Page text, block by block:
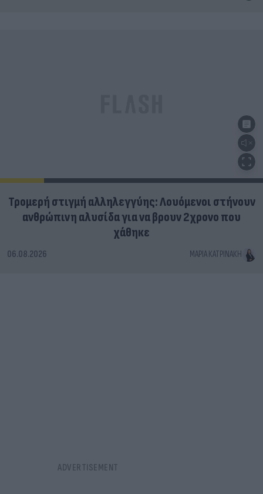
Τρομερή στιγμή αλληλεγγύης: Λουόμενοι στήνουν
ανθρώπινη αλυσίδα για να βρουν 2χρονο που
χάθηκε
06.08.2026 ΜΑΡΊΑ ΚΑΤΡΙΝΆΚΗ